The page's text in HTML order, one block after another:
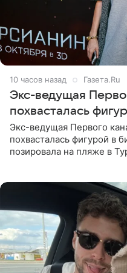
10 часов назад Газета.Ru
Экс-ведущая
похвасталась
Экс-ведущая Первого
похвасталась фигурой в
позировала на пляже в